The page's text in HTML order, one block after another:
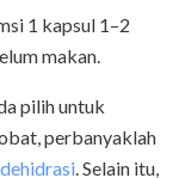
1 kapsul 1–2
makan.
pilih untuk
perbanyaklah
dehidrasi. Selain itu,